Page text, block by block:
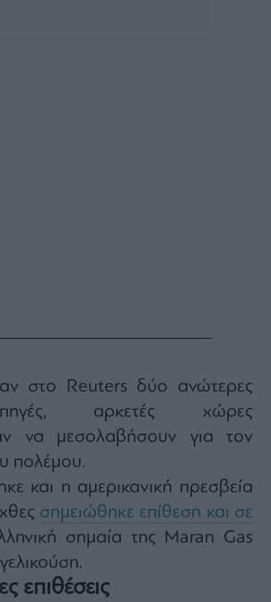
στο Reuters δύο ανώτερες
αρκετές χώρες
να μεσολαβήσουν για τον
πολέμου.
και η αμερικανική πρεσβεία
σημειώθηκε επίθεση και σε
σημαία της Maran Gas
επιθέσεις